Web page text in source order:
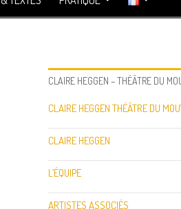
CLAIRE HEGGEN – THÉÂTRE DU
CLAIRE HEGGEN THÉÂTRE DU
CLAIRE HEGGEN
L’ÉQUIPE
ARTISTES ASSOCIÉS